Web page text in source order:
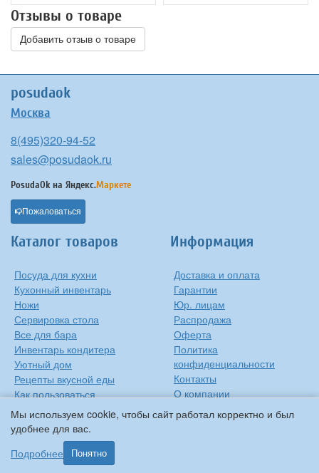
Мы используем cookie, чтобы сайт работал корректно и был
удобнее для вас.
Подробнее
Понятно
Отзывы о товаре
Добавить отзыв о товаре
posudaok
Москва
8(495)320-94-52
sales@posudaok.ru
PosudaOk на Яндекс.Маркете
Пожаловаться
Каталог товаров
Посуда для кухни
Кухонный инвентарь
Ножи
Сервировка стола
Все для бара
Инвентарь кондитера
Уютный дом
Рецепты вкусной еды
Как пользоваться
сковородкой
Информация
Доставка и оплата
Гарантии
Юр. лицам
Распродажа
Оферта
Политика
конфиденциальности
Контакты
О компании
Сиропы Monin
Виды барного стекла